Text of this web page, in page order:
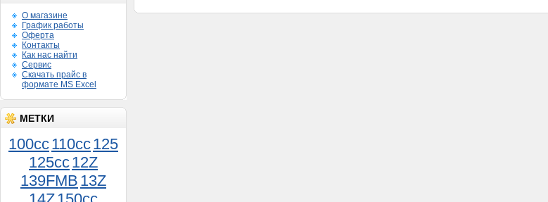
О магазине
График работы
Оферта
Контакты
Как нас найти
Сервис
Скачать прайс в
формате MS Excel
МЕТКИ
100cc110cc125
125cc12Z
139FMB 13Z